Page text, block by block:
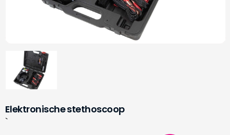
Elektronische stethoscoop
`